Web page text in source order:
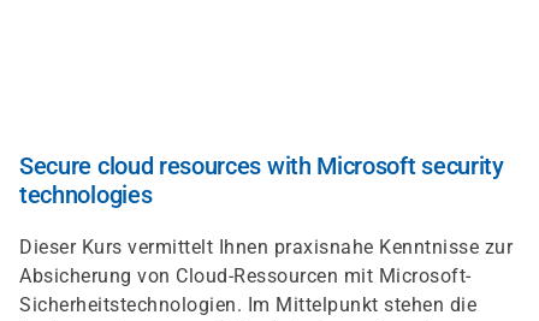
Secure cloud resources with Microsoft security
technologies
Dieser Kurs vermittelt Ihnen praxisnahe Kenntnisse zur
Absicherung von Cloud-Ressourcen mit Microsoft-
Sicherheitstechnologien. Im Mittelpunkt stehen die